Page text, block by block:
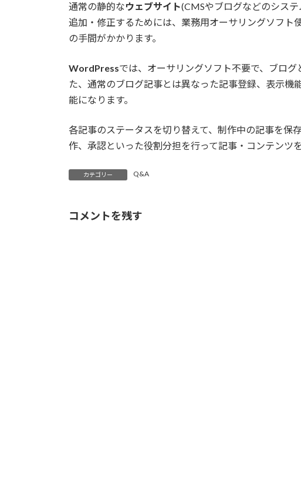
新
日
:
通常の静的なウェブサイト(CMSやブログなどのシス
追加・修正するためには、業務用オーサリングソフト
の手間がかかります。
WordPressでは、オーサリングソフト不要で、ブロ
た、通常のブログ記事とは異なった記事登録、表示機
能になります。
各記事のステータスを切り替えて、制作中の記事を保
作、承認といった役割分担を行って記事・コンテンツ
カテゴリー Q&A
コメントを残す